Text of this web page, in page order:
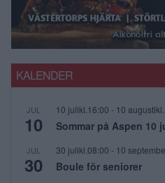
KALENDER
JUL
10
10 julikl.16:00 - 10
Sommar på Aspen 10
JUL
30
30 julikl.08:00 - 10
Boule för seniorer